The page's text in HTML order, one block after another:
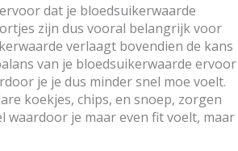
dat je bloedsuikerwaarde
zijn dus vooral belangrijk voor
verlaagt bovendien de kans
van je bloedsuikerwaarde ervoor
je je dus minder snel moe voelt.
koekjes, chips, en snoep, zorgen
je maar even fit voelt, maar